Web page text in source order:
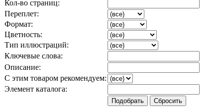
Кол-во страниц:
Переплет:
Формат:
Цветность:
Тип иллюстраций:
Ключевые слова:
Описание:
С этим товаром рекомендуем:
Элемент каталога: